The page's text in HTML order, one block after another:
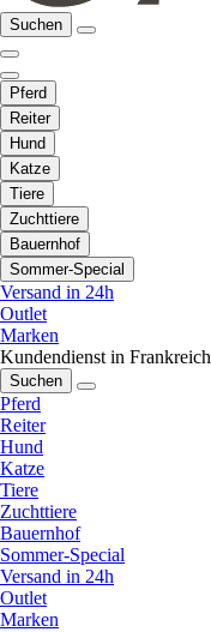
Suchen
Pferd
Reiter
Hund
Katze
Tiere
Zuchttiere
Bauernhof
Sommer-Special
Versand in 24h
Outlet
Marken
Kundendienst in Frankreich
Suchen
Pferd
Reiter
Hund
Katze
Tiere
Zuchttiere
Bauernhof
Sommer-Special
Versand in 24h
Outlet
Marken